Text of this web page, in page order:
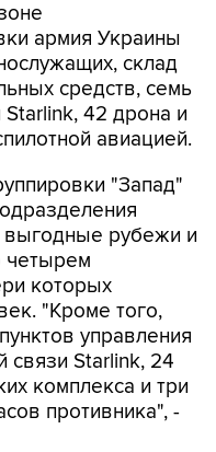
армия Украины
склад
средств, семь
Starlink, 42 дрона и
авиацией.
"Запад"
выгодные рубежи и
четырем
которых
"Кроме того,
управления
связи Starlink, 24
комплекса и три
противника", -